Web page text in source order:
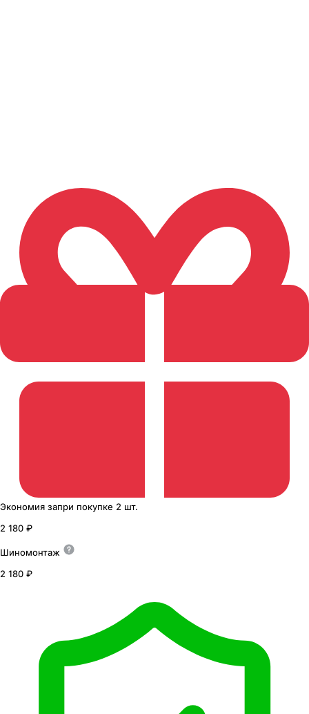
Экономия запри покупке 2 шт.
2 180 ₽
Шиномонтаж
2 180 ₽